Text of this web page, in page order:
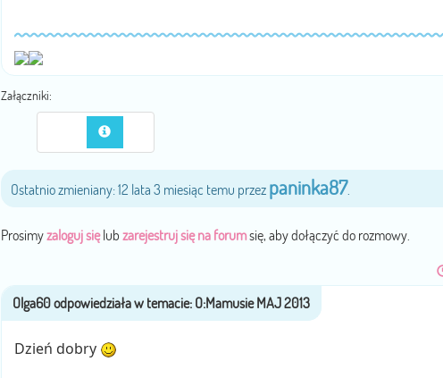
Załączniki:
Ostatnio zmieniany: 12 lata 3 miesiąc temu przez paninka87.
Prosimyzaloguj sięlub zarejestruj się na forumsię, aby dołączyć do rozmowy.
Dzień dobry